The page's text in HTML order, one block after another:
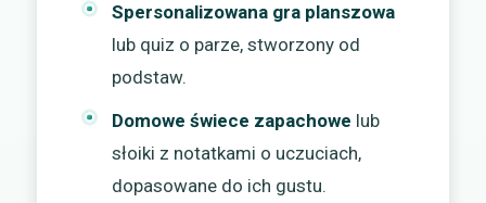
Spersonalizowana gra planszowa
lub quiz o parze, stworzony od
podstaw.
Domowe świece zapachowe lub
słoiki z notatkami o uczuciach,
dopasowane do ich gustu.